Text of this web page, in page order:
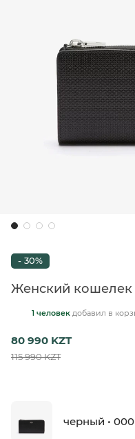
- 30%
Женский кошелек
1 человек добавил в
80 990 KZT
115 990 KZT
черный • 000